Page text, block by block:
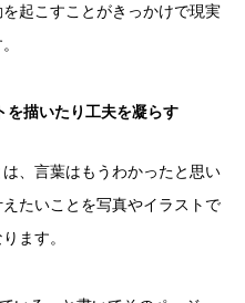
起こすことがきっかけで現実
を描いたり工夫を凝らす
、言葉はもうわかったと思い
たいことを写真やイラストで
ます。